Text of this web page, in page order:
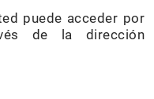
puede acceder por
de la dirección